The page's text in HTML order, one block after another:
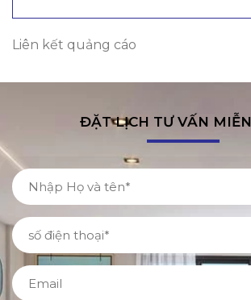
Liên kết quảng cáo
ĐẶT LỊCH TƯ VẤN